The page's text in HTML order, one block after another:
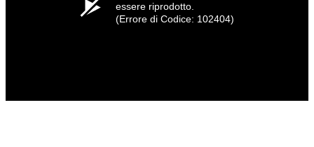
essere riprodotto.
(Errore di Codice: 102404)